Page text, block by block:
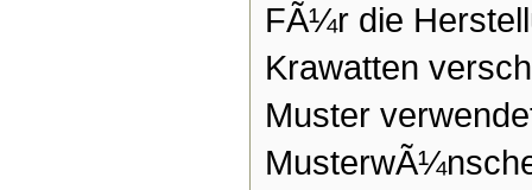
FÃ¼r die
Krawatten
Muster